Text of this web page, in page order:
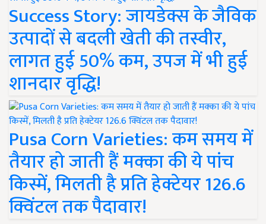
Success Story: जायडेक्स के जैविक
उत्पादों से बदली खेती की तस्वीर,
लागत हुई 50% कम, उपज में भी हुई
शानदार वृद्धि!
Pusa Corn Varieties: कम समय में
तैयार हो जाती हैं मक्का की ये पांच
किस्में, मिलती है प्रति हेक्टेयर 126.6
क्विंटल तक पैदावार!